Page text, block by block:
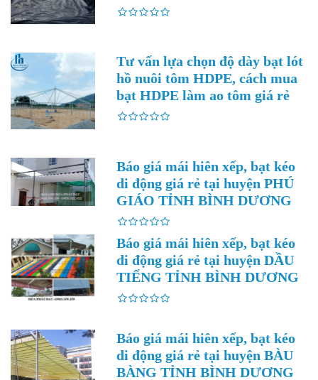
Tư vấn lựa chọn độ dày bạt lót
hồ nuôi tôm HDPE, cách mua
bạt HDPE làm ao tôm giá rẻ
Báo giá mái hiên xếp, bạt kéo
di động giá rẻ tại huyện PHÚ
GIÁO TỈNH BÌNH DƯƠNG
Báo giá mái hiên xếp, bạt kéo
di động giá rẻ tại huyện DẦU
TIẾNG TỈNH BÌNH DƯƠNG
Báo giá mái hiên xếp, bạt kéo
di động giá rẻ tại huyện BÀU
BÀNG TỈNH BÌNH DƯƠNG